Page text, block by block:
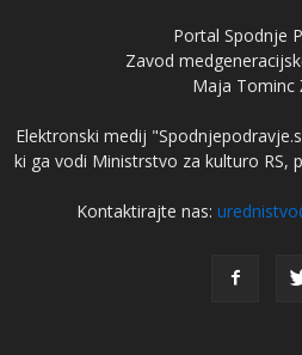
Portal Spodnje
Zavod
Maja Tominc
Elektronski medij
ki ga vodi Ministrstvo za kulturo RS,
Kontaktirajte nas: